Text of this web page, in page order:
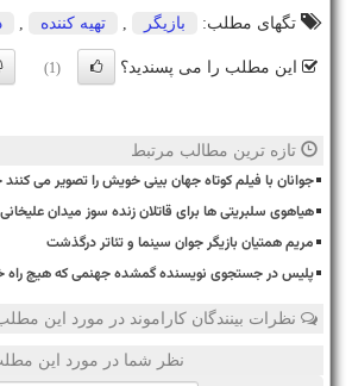
تگهای مطلب:
بازیگر , تهیه كننده ,
این مطلب را می پسندید؟ (1)
تازه ترین مطالب مرتبط
جوانان با فیلم کوتاه جهان بینی خویش را تصویر می
هیاهوی سلبریتی ها برای قاتلان زنده سوز میدان علیخانی
مریم همتیان بازیگر جوان سینما و تئاتر درگذشت
پلیس در جستجوی نویسنده گمشده جهنمی که هیچ راه
نظرات بینندگان کاراموند در مورد این
نظر شما در مورد این